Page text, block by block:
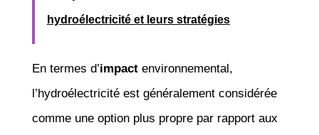
hydroélectricité et leurs stratégies
En termes d’impactenvironnemental,
l’hydroélectricité est généralement considérée
comme une option plus propre par rapport aux